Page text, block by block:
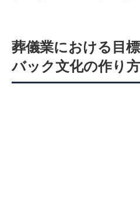
葬儀業における目
バック文化の作り方